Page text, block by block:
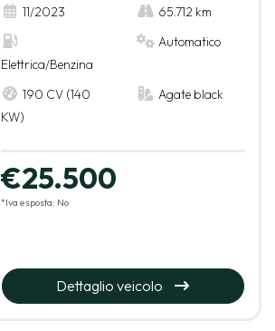
11/2023 65.712 km
Elettrica/Benzina
Automatico
190 CV (140
KW)
Agate black
€25.500
*Iva esposta: No
Dettaglio veicolo